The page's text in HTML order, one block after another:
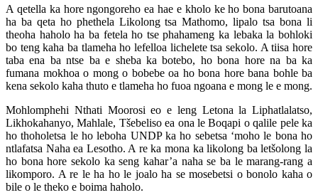
A qetella ka hore ngongoreho ea hae e kholo ke ho bona barutoana
ha ba qeta ho phethela Likolong tsa Mathomo, lipalo tsa bona li
theoha haholo ha ba fetela ho tse phahameng ka lebaka la bohloki
bo teng kaha ba tlameha ho lefelloa lichelete tsa sekolo. A tiisa hore
taba ena ba ntse ba e sheba ka botebo, ho bona hore na ba ka
fumana mokhoa o mong o bobebe oa ho bona hore bana bohle ba
kena sekolo kaha thuto e tlameha ho fuoa ngoana e mong le e mong.
Mohlomphehi Nthati Moorosi eo e leng Letona la Liphatlalatso,
Likhokahanyo, Mahlale, Tšebeliso ea ona le Boqapi o qalile pele ka
ho thoholetsa le ho leboha UNDP ka ho sebetsa ‘moho le bona ho
ntlafatsa Naha ea Lesotho. A re ka mona ka likolong ba letšolong la
ho bona hore sekolo ka seng kahar’a naha se ba le marang-rang a
likomporo. A re le ha ho le joalo ha se mosebetsi o bonolo kaha o
bile o le theko e boima haholo.